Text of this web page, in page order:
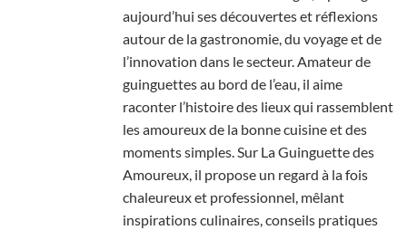
aujourd’hui ses découvertes et réflexions
autour de la gastronomie, du voyage et de
l’innovation dans le secteur. Amateur de
guinguettes au bord de l’eau, il aime
raconter l’histoire des lieux qui rassemblent
les amoureux de la bonne cuisine et des
moments simples. Sur La Guinguette des
Amoureux, il propose un regard à la fois
chaleureux et professionnel, mêlant
inspirations culinaires, conseils pratiques